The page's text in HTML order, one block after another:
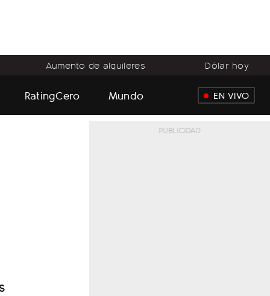
Aumento de alquileres Dólar hoy
RatingCero Mundo EN VIVO